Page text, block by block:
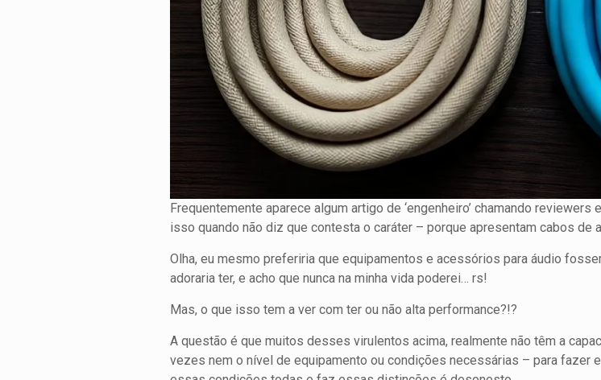
Frequentemente aparece algum artigo de ‘engenheiro’ chamando
isso quando não diz que contesta o caráter – porque apresentam cabos de
Olha, eu mesmo preferiria que equipamentos e acessórios para áudio
adoraria ter, e acho que nunca na minha vida poderei… rs!
Mas, o que isso tem a ver com ter ou não alta performance?!?
A questão é que muitos desses virulentos acima, realmente não têm a
vezes nem o nível de equipamento ou condições necessárias – para fazer